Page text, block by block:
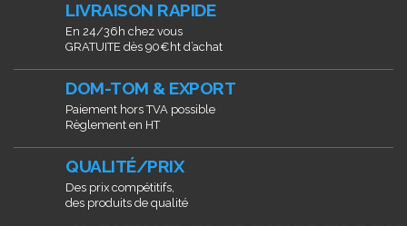
LIVRAISON RAPIDE
En 24/36h chez vous
GRATUITE dès 90€ht d’achat
DOM-TOM & EXPORT
Paiement hors TVA possible
Règlement en HT
QUALITÉ/PRIX
Des prix compétitifs,
des produits de qualité